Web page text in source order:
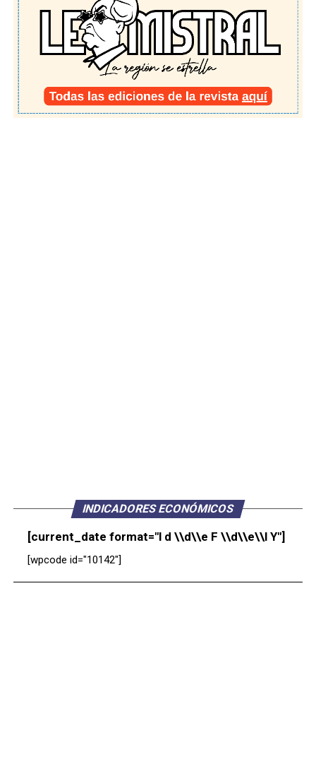
INDICADORES ECONÓMICOS
[current_date format="l d \\d\\e F \\d\\e\\l Y"]
[wpcode id="10142"]